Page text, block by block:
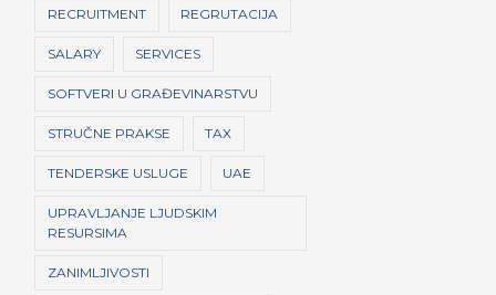
RECRUITMENT REGRUTACIJA
SALARY SERVICES
SOFTVERI U GRAĐEVINARSTVU
STRUČNE PRAKSE TAX
TENDERSKE USLUGE UAE
UPRAVLJANJE LJUDSKIM
RESURSIMA
ZANIMLJIVOSTI